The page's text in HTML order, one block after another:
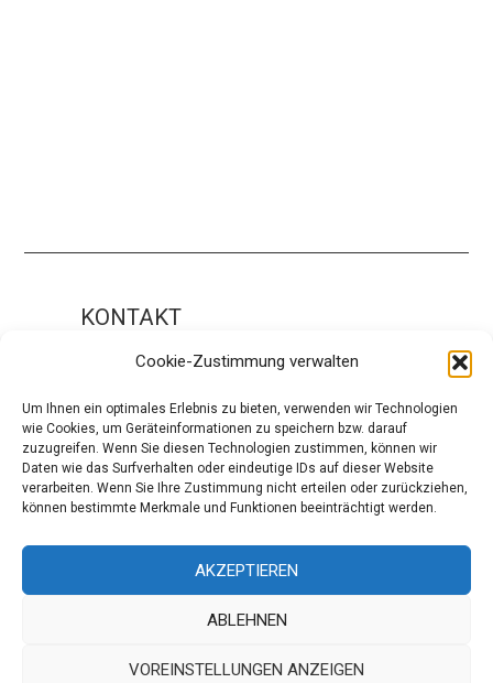
Cookie-Zustimmung verwalten
Um Ihnen ein optimales Erlebnis zu bieten, verwenden wir Technologien
wie Cookies, um Geräteinformationen zu speichern bzw. darauf
zuzugreifen. Wenn Sie diesen Technologien zustimmen, können wir
Daten wie das Surfverhalten oder eindeutige IDs auf dieser Website
verarbeiten. Wenn Sie Ihre Zustimmung nicht erteilen oder zurückziehen,
können bestimmte Merkmale und Funktionen beeinträchtigt werden.
AKZEPTIEREN
ABLEHNEN
VOREINSTELLUNGEN ANZEIGEN
KONTAKT
Impressum
ÜBER UNS
Die Redaktion
Über modaCYCLE
Instagram